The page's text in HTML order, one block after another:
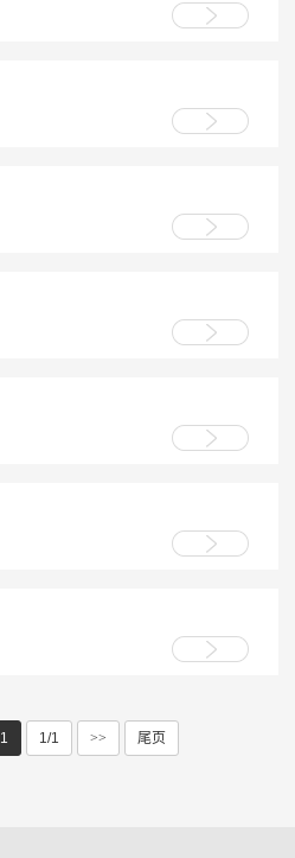
1 1/1 >> 尾页